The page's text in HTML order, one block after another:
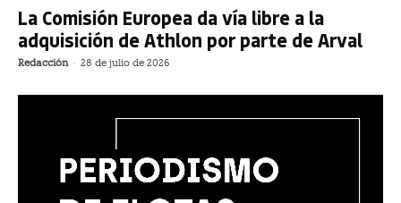
La Comisión Europea da vía libre a la
adquisición de Athlon por parte de Arval
Redacción - 28 de julio de 2026